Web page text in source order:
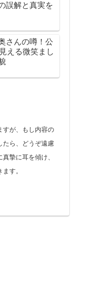
誤解と真実を
さんの噂！公
える微笑まし
すが、もし内容の
たら、どうぞ遠慮
摯に耳を傾け、
す。